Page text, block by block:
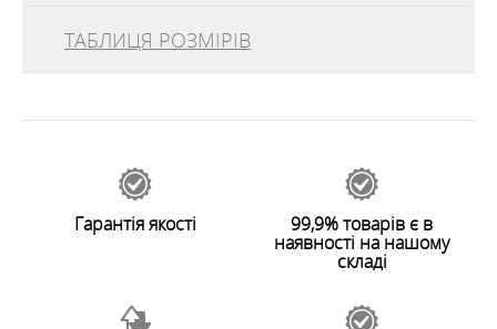
фізичних навантажень. Ідеальний варіант для аутдор
ОСОБЛИВОСТІ
ХАРАКТЕРИСТИКИ
ТАБЛИЦЯ РОЗМІРІВ
Гарантія якості 99,9% товарів є в
наявності на нашому
складі